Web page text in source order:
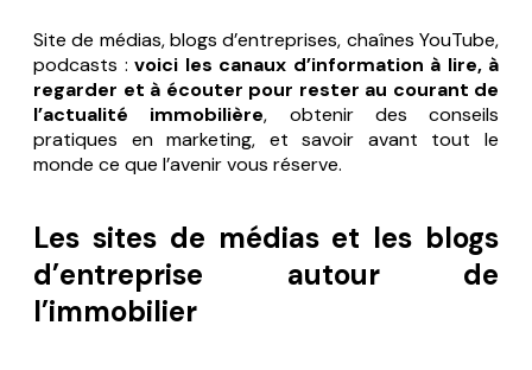
Site de médias, blogs d’entreprises, chaînes YouTube,
podcasts : voici les canaux d’information à lire, à
regarder et à écouter pour rester au courant de
l’actualité immobilière, obtenir des conseils
pratiques en marketing, et savoir avant tout le
monde ce que l’avenir vous réserve.
Les sites de médias et les blogs
d’entreprise autour de
l’immobilier